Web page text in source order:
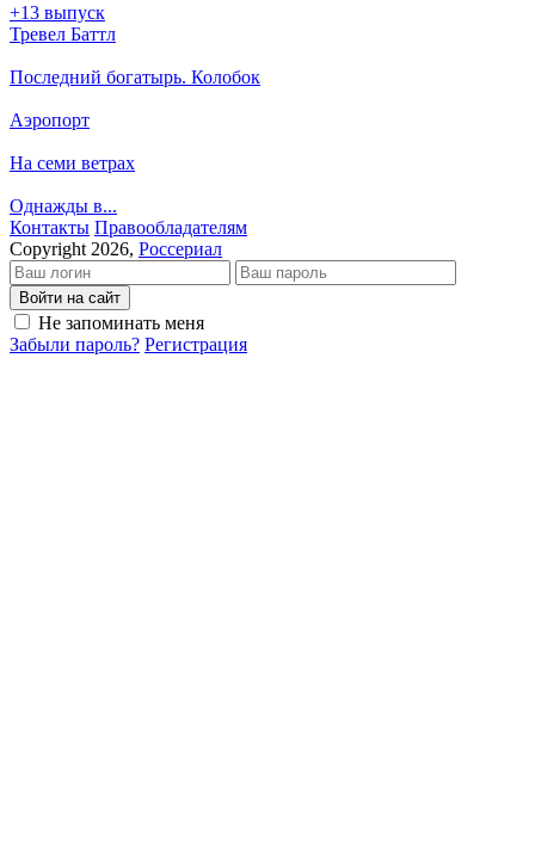
+13 выпуск
Тревел Баттл
Последний богатырь. Колобок
Аэропорт
На семи ветрах
Однажды в...
Кон­так­ты Пра­во­об­ла­да­те­лям
Copyright 2026, Россериал
Войти на сайт
Не запоминать меня
Забыли пароль? Регистрация